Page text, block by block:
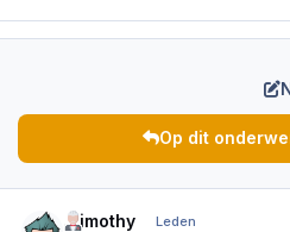
Op dit
.Timothy Leden